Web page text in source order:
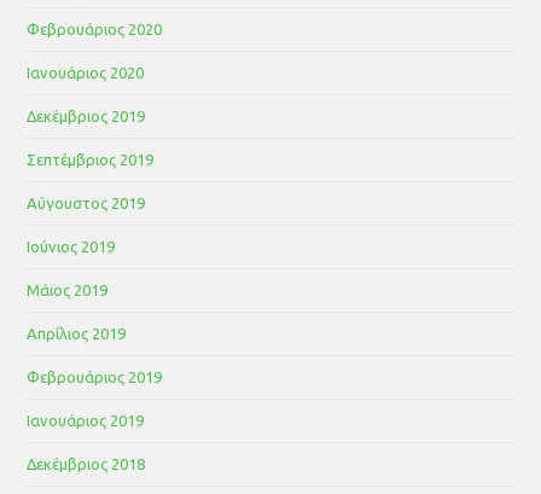
Φεβρουάριος 2020
Ιανουάριος 2020
Δεκέμβριος 2019
Σεπτέμβριος 2019
Αύγουστος 2019
Ιούνιος 2019
Μάιος 2019
Απρίλιος 2019
Φεβρουάριος 2019
Ιανουάριος 2019
Δεκέμβριος 2018